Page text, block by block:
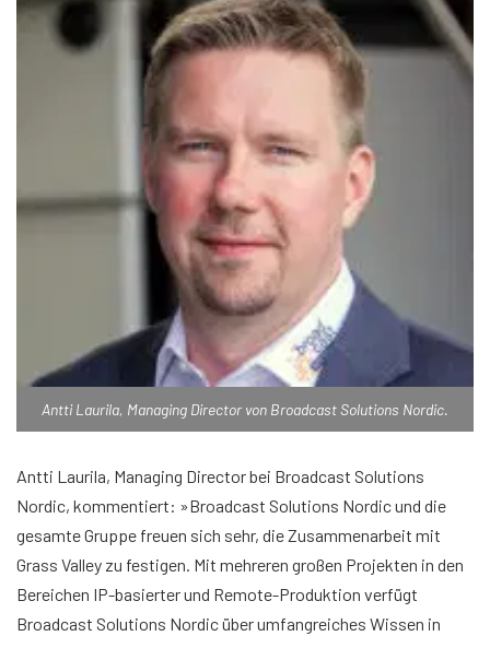
Antti Laurila, Managing Director von Broadcast Solutions Nordic.
Antti Laurila, Managing Director bei Broadcast Solutions
Nordic, kommentiert: »Broadcast Solutions Nordic und die
gesamte Gruppe freuen sich sehr, die Zusammenarbeit mit
Grass Valley zu festigen. Mit mehreren großen Projekten in den
Bereichen IP-basierter und Remote-Produktion verfügt
Broadcast Solutions Nordic über umfangreiches Wissen in